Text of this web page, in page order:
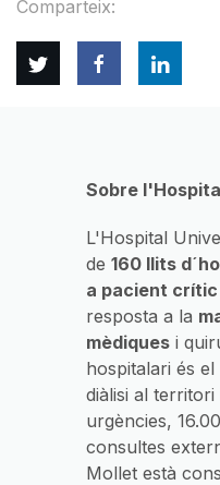
Comparteix:
Twitter Facebook
Sobre
L'Hospital
de 160 llits
a pacient
resposta a la
mèdiques i
hospitalari és
diàlisi al
urgències,
consultes
Mollet està